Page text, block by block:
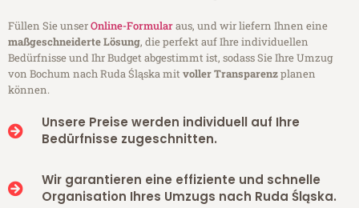
Füllen Sie unserOnline-Formularaus, und wir liefern Ihnen eine
maßgeschneiderte Lösung, die perfekt auf Ihre individuellen
Bedürfnisse und Ihr Budget abgestimmt ist, sodass Sie Ihre Umzug
von Bochum nach Ruda Śląska mitvoller Transparenzplanen
können.
Unsere Preise werden individuell auf Ihre
Bedürfnisse zugeschnitten.
Wir garantieren eine effiziente und schnelle
Organisation Ihres Umzugs nach Ruda Śląska.